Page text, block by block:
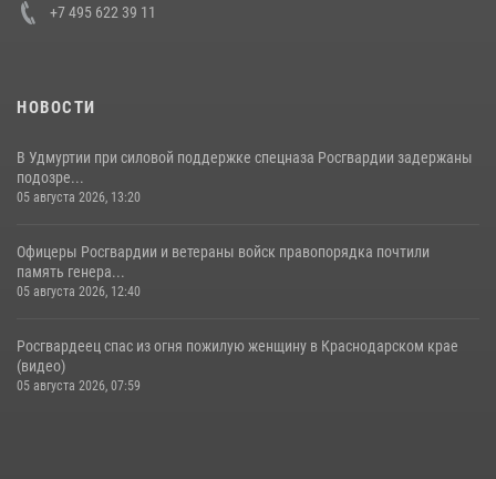
+7 495 622 39 11
НОВОСТИ
В Удмуртии при силовой поддержке спецназа Росгвардии задержаны
подозре...
05 августа 2026, 13:20
Офицеры Росгвардии и ветераны войск правопорядка почтили
память генера...
05 августа 2026, 12:40
Росгвардеец спас из огня пожилую женщину в Краснодарском крае
(видео)
05 августа 2026, 07:59